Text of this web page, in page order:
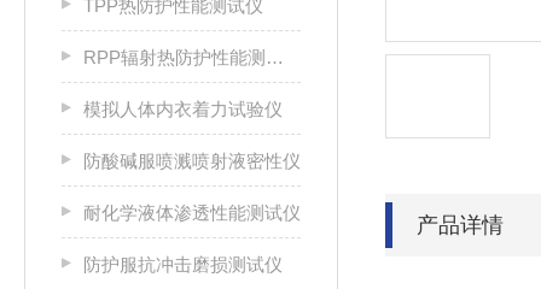
TPP热防护性能测试仪
RPP辐射热防护性能测试仪
模拟人体内衣着力试验仪
防酸碱服喷溅喷射液密性仪
耐化学液体渗透性能测试仪
防护服抗冲击磨损测试仪
产品详情